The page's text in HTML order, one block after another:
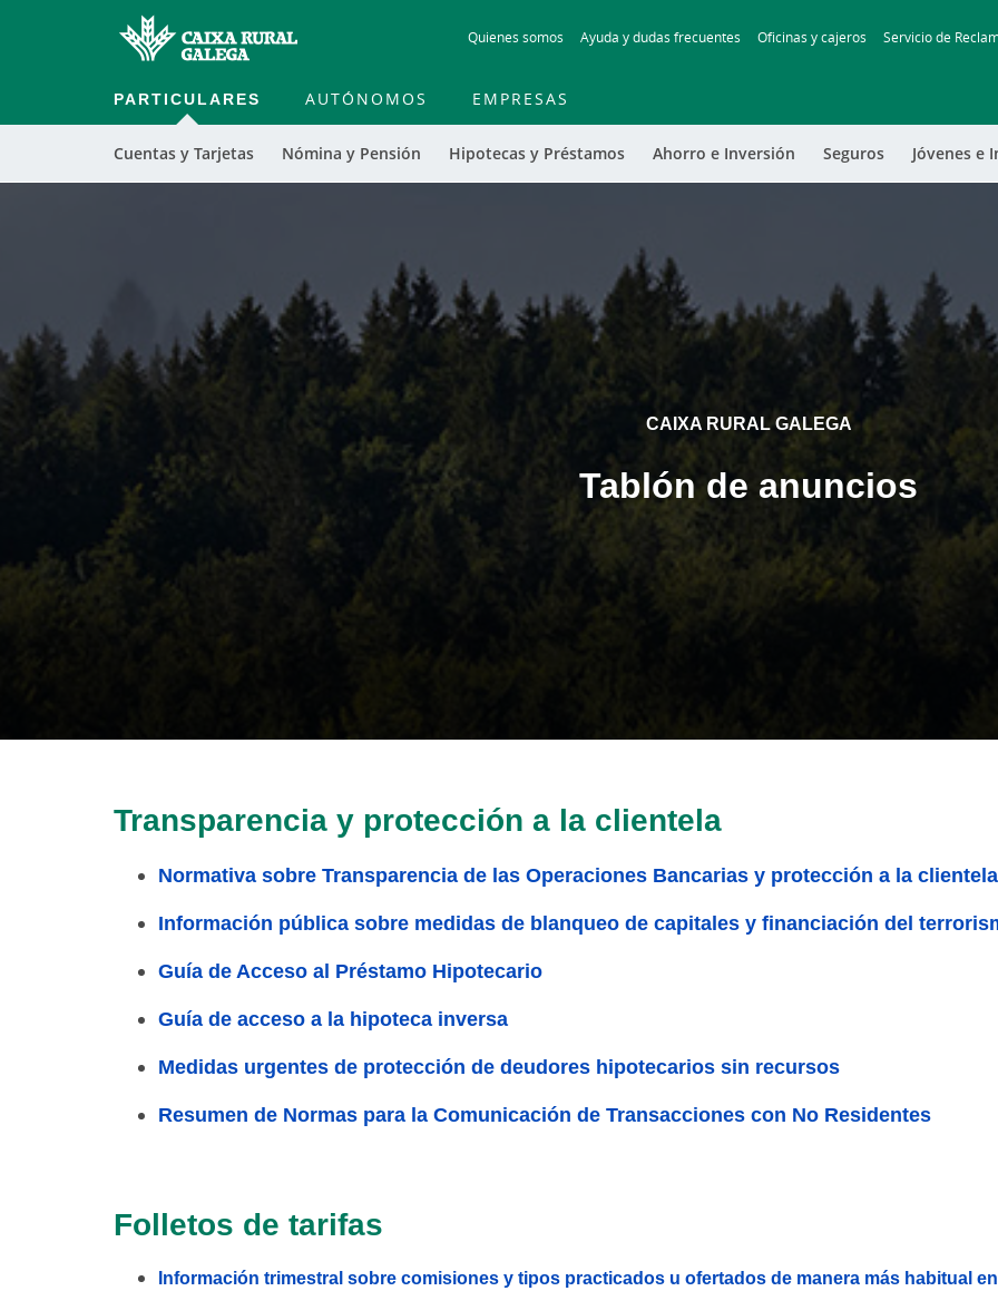
to
Quienes somos Ayuda y dudas frecuentes Oficinas y cajeros Servicio de
PARTICULARES
Cuentas y Tarjetas Nómina y Pensión Hipotecas y Préstamos Ahorro e Inversión Seguros Jóvenes e
AUTÓNOMOS EMPRESAS
CAIXA RURAL GALEGA
Tablón de anuncios
Transparencia y protección a la clientela
Normativa sobre Transparencia de las Operaciones Bancarias y protección a la clientela
Información pública sobre medidas de blanqueo de capitales y financiación del
Guía de Acceso al Préstamo Hipotecario
Guía de acceso a la hipoteca inversa
Medidas urgentes de protección de deudores hipotecarios sin recursos
Resumen de Normas para la Comunicación de Transacciones con No Residentes
Folletos de tarifas
Información trimestral sobre comisiones y tipos practicados u ofertados de manera más habitual